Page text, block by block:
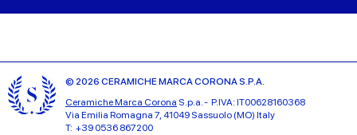
© 2026 CERAMICHE MARCA CORONA S.P.A.
Ceramiche Marca Corona S.p.a. - P.IVA: IT00628160368
Via Emilia Romagna 7, 41049 Sassuolo (MO) Italy
T: +39 0536 867200